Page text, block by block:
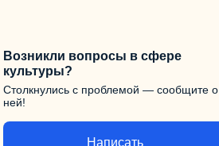
Возникли вопросы в сфере
культуры?
Столкнулись с проблемой — сообщите о
ней!
Написать